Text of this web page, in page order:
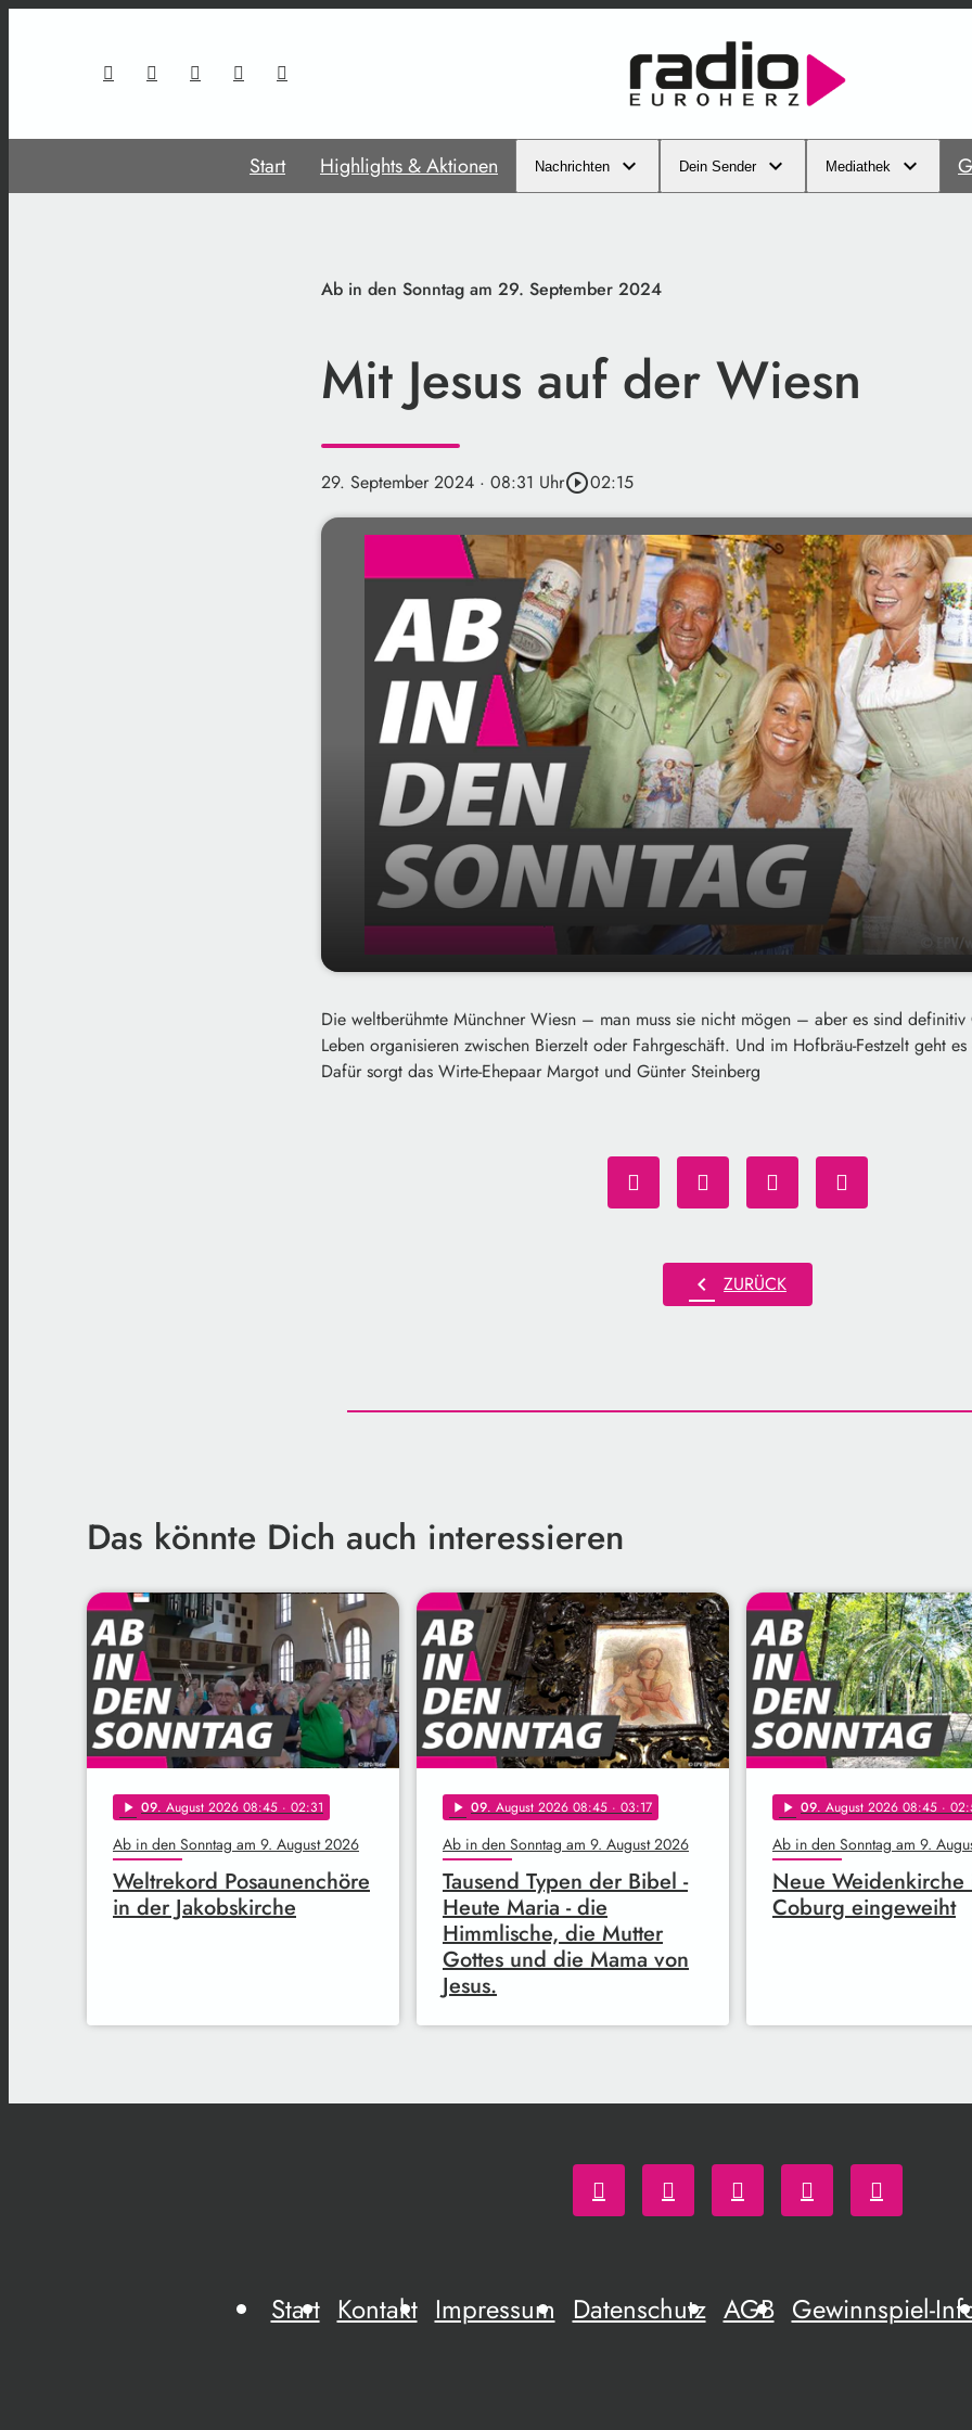
Start Highlights & Aktionen Nachrichten Dein Sender Mediathek
Ab in den Sonntag am 29. September 2024
Mit Jesus auf der Wiesn
29. September 2024 · 08:31 Uhrplay_circle_outline02:15
play_arrow Mit Jesus auf der Wiesn 00:00 02:15
Die weltberühmte Münchner Wiesn – man muss sie nicht mögen – aber es sind
Leben organisieren zwischen Bierzelt oder Fahrgeschäft. Und im Hofbräu-Festzelt geht
Dafür sorgt das Wirte-Ehepaar Margot und Günter Steinberg
chevron_left ZURÜCK
Das könnte Dich auch interessieren
play_arrow 09. August 2026 08:45 · 02:31
Ab in den Sonntag am 9. August 2026
Weltrekord Posaunenchöre
in der Jakobskirche
play_arrow 09. August 2026 08:45 · 03:17
Ab in den Sonntag am 9. August 2026
Tausend Typen der Bibel -
Heute Maria - die
Himmlische, die Mutter
Gottes und die Mama von
Jesus.
play_arrow 09. August 2026 08:45 ·
Ab in den Sonntag am 9.
Neue Weidenkirche
Coburg eingeweiht
Start Kontakt Impressum Datenschutz AGB Gewinnspiel-